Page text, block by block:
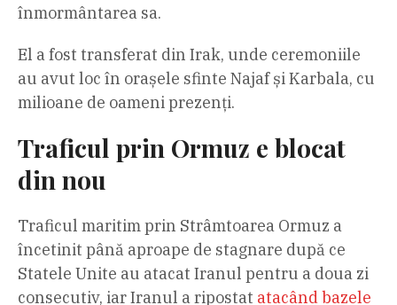
înmormântarea sa.
El a fost transferat din Irak, unde ceremoniile
au avut loc în orașele sfinte Najaf și Karbala, cu
milioane de oameni prezenți.
Traficul prin Ormuz e blocat
din nou
Traficul maritim prin Strâmtoarea Ormuz a
încetinit până aproape de stagnare după ce
Statele Unite au atacat Iranul pentru a doua zi
consecutiv, iar Iranul a ripostat atacând bazele